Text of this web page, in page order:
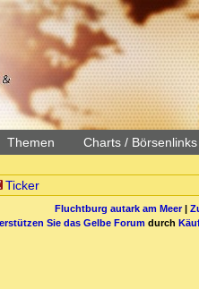
Themen Charts / Börsenlinks
Ticker
Fluchtburg autark am Meer|
Sie das Gelbe Forum durch